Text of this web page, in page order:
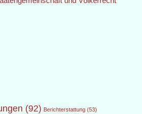
(92) Berichterstattung (53)